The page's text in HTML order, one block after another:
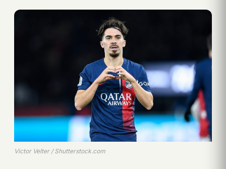
Victor Velter / Shutterstock.com